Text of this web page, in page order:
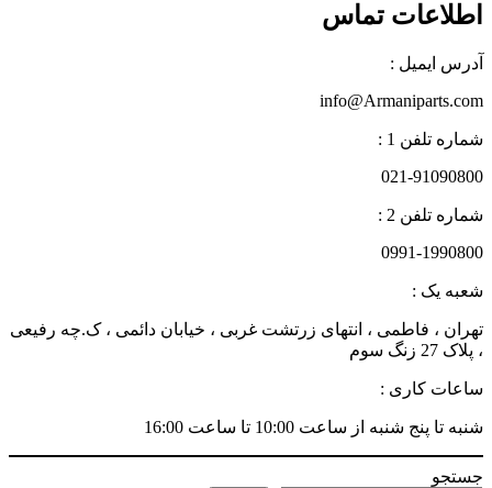
اطلاعات تماس
آدرس ایمیل :
info@Armaniparts.com
شماره تلفن 1 :
021-91090800
شماره تلفن 2 :
0991-1990800
شعبه یک :
تهران ، فاطمی ، انتهای زرتشت غربی ، خیابان دائمی ، ک.چه رفیعی
، پلاک 27 زنگ سوم
ساعات کاری :
شنبه تا پنج شنبه از ساعت 10:00 تا ساعت 16:00
جستجو